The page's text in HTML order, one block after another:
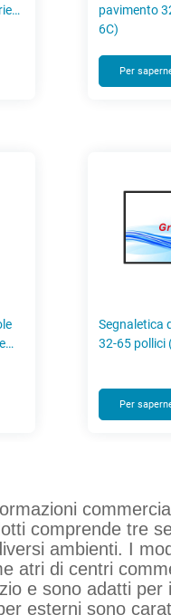
pavimento
6C)
Per
Segnaletica
32-65 pollici
Per
comprende tre
ambienti. I
atri di centri
e sono adatti per
esterni sono